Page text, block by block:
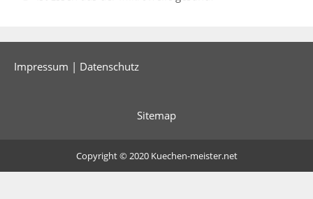
Impressum | Datenschutz
Sitemap
Copyright © 2020 Kuechen-meister.net